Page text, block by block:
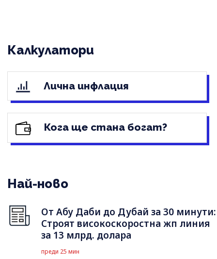
Калкулатори
Лична инфлация
Кога ще стана богат?
Най-ново
От Абу Даби до Дубай за 30 минути:
Строят високоскоростна жп линия
за 13 млрд. долара
преди 25 мин